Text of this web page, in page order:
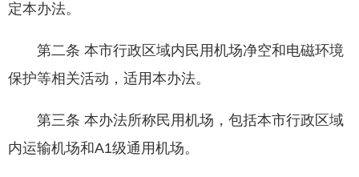
定本办法。
第二条 本市行政区域内民用机场净空和电磁环境
保护等相关活动，适用本办法。
第三条 本办法所称民用机场，包括本市行政区域
内运输机场和A1级通用机场。